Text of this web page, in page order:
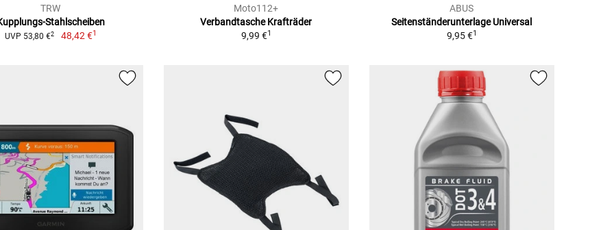
TRW
Stahlscheiben
UVP 53,80 €2 48,42 €1
Moto112+
Verbandtasche Krafträder
9,99 €1
ABUS
Seitenständerunterlage Universal
9,95 €1